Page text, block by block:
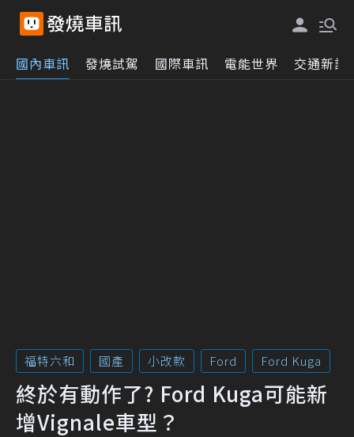
國內車訊 發燒試駕 國際車訊 電能世界 交通新訊
福特六和 國產 小改款 Ford Ford Kuga
終於有動作了? Ford Kuga可能新
增Vignale車型？